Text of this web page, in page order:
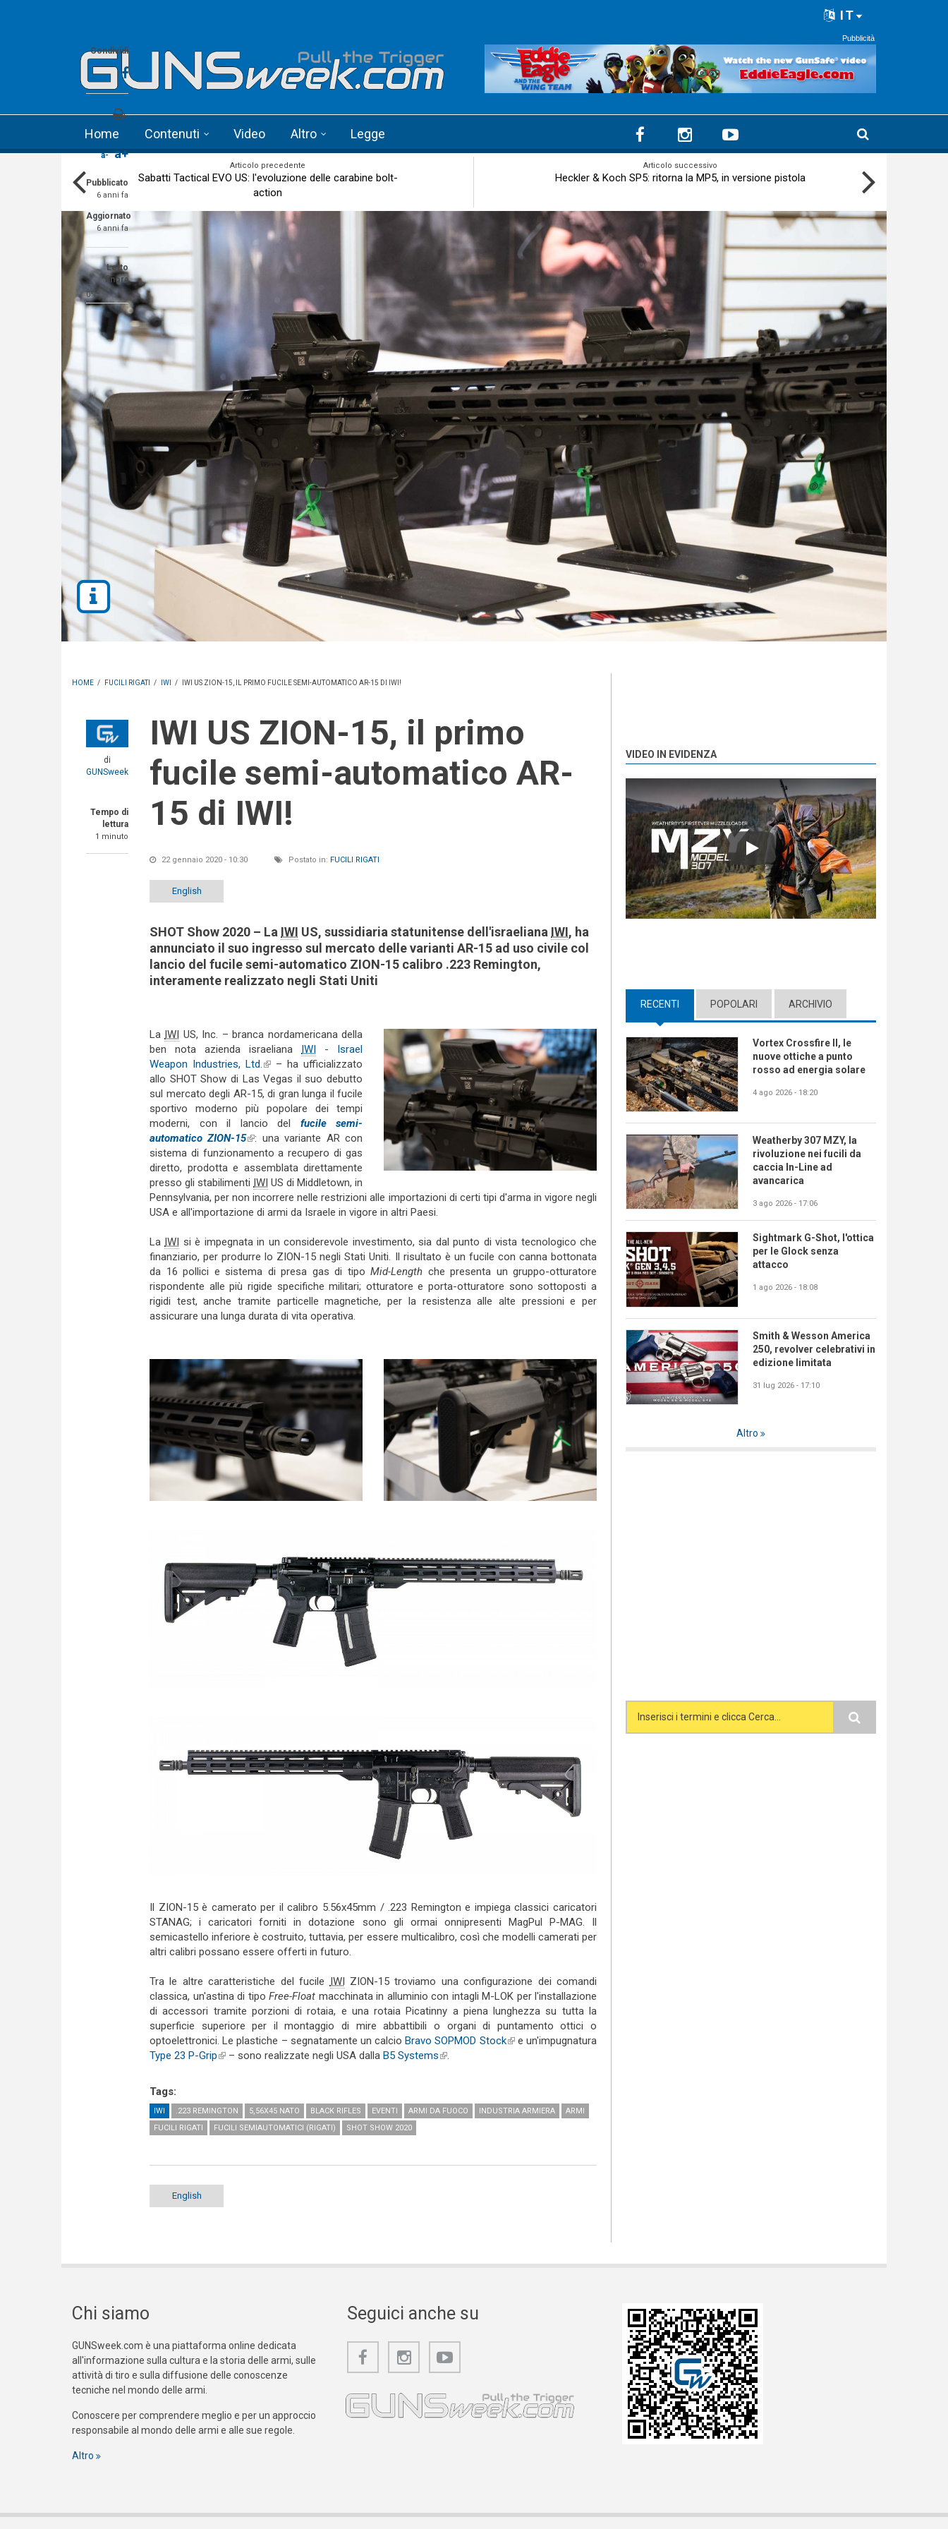
IT
Pubblicità
Home Contenuti Video Altro Legge
Articolo precedente
Sabatti Tactical EVO US: l'evoluzione delle carabine bolt-
action
Articolo successivo
Heckler & Koch SP5: ritorna la MP5, in versione pistola
HOME / FUCILI RIGATI / IWI / IWI US ZION-15, IL PRIMO FUCILE SEMI-AUTOMATICO AR-15 DI IWI!
di
GUNSweek
Tempo di
lettura
1 minuto
Condividi
a- a+
Pubblicato
6 anni fa
Aggiornato
6 anni fa
Letto
finora
0%
IWI US ZION-15, il primo
fucile semi-automatico AR-
15 di IWI!
22 gennaio 2020 - 10:30 Postato in: FUCILI RIGATI
English
SHOT Show 2020 – La IWI US, sussidiaria statunitense dell'israeliana IWI, ha
annunciato il suo ingresso sul mercato delle varianti AR-15 ad uso civile col
lancio del fucile semi-automatico ZION-15 calibro .223 Remington,
interamente realizzato negli Stati Uniti
La IWI US, Inc. – branca nordamericana della
ben nota azienda israeliana IWI - Israel
Weapon Industries, Ltd.(link is external)
– ha ufficializzato
allo SHOT Show di Las Vegas il suo debutto
sul mercato degli AR-15, di gran lunga il fucile
sportivo moderno più popolare dei tempi
moderni, con il lancio del fucile semi-
automatico ZION-15(link is external)
: una variante AR con
sistema di funzionamento a recupero di gas
diretto, prodotta e assemblata direttamente
presso gli stabilimenti IWI US di Middletown, in
Pennsylvania, per non incorrere nelle restrizioni alle importazioni di certi tipi d'arma in vigore negli
USA e all'importazione di armi da Israele in vigore in altri Paesi.
La IWI si è impegnata in un considerevole investimento, sia dal punto di vista tecnologico che
finanziario, per produrre lo ZION-15 negli Stati Uniti. Il risultato è un fucile con canna bottonata
da 16 pollici e sistema di presa gas di tipo Mid-Length che presenta un gruppo-otturatore
rispondente alle più rigide specifiche militari; otturatore e porta-otturatore sono sottoposti a
rigidi test, anche tramite particelle magnetiche, per la resistenza alle alte pressioni e per
assicurare una lunga durata di vita operativa.
Il ZION-15 è camerato per il calibro 5.56x45mm / .223 Remington e impiega classici caricatori
STANAG; i caricatori forniti in dotazione sono gli ormai onnipresenti MagPul P-MAG. Il
semicastello inferiore è costruito, tuttavia, per essere multicalibro, così che modelli camerati per
altri calibri possano essere offerti in futuro.
Tra le altre caratteristiche del fucile IWI ZION-15 troviamo una configurazione dei comandi
classica, un'astina di tipo Free-Float macchinata in alluminio con intagli M-LOK per l'installazione
di accessori tramite porzioni di rotaia, e una rotaia Picatinny a piena lunghezza su tutta la
superficie superiore per il montaggio di mire abbattibili o organi di puntamento ottici o
optoelettronici. Le plastiche – segnatamente un calcioBravo SOPMOD Stock(link is external)
e un'impugnatura
Type 23 P-Grip(link is external)
– sono realizzate negli USA dalla B5 Systems(link is external)
.
Tags:
IWI .223 REMINGTON 5,56X45 NATO BLACK RIFLES EVENTI ARMI DA FUOCO INDUSTRIA ARMIERA
ARMI
FUCILI RIGATI
FUCILI SEMIAUTOMATICI (RIGATI) SHOT SHOW 2020
English
VIDEO IN EVIDENZA
Play
RECENTI (ACTIVE TAB)
POPOLARI ARCHIVIO
Vortex Crossfire II, le
nuove ottiche a punto
rosso ad energia solare
4 ago 2026 - 18:20
Weatherby 307 MZY, la
rivoluzione nei fucili da
caccia In-Line ad
avancarica
3 ago 2026 - 17:06
Sightmark G-Shot, l'ottica
per le Glock senza
attacco
1 ago 2026 - 18:08
Smith & Wesson America
250, revolver celebrativi in
edizione limitata
31 lug 2026 - 17:10
Altro
Search form
Chi siamo
GUNSweek.com è una piattaforma online dedicata
all'informazione sulla cultura e la storia delle armi, sulle
attività di tiro e sulla diffusione delle conoscenze
tecniche nel mondo delle armi.
Conoscere per comprendere meglio e per un approccio
responsabile al mondo delle armi e alle sue regole.
Altro
Seguici anche su